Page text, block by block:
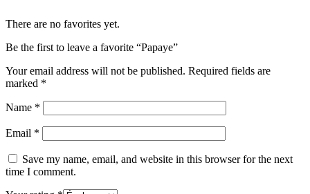
There are no favorites yet.
Be the first to leave a favorite “Papaye”
Your email address will not be published. Required fields are
marked *
Name *
Email *
Save my name, email, and website in this browser for the next
time I comment.